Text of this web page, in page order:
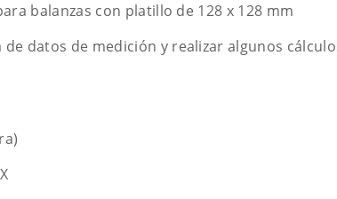
balanzas con platillo de 128 x 128 mm
de datos de medición y realizar algunos